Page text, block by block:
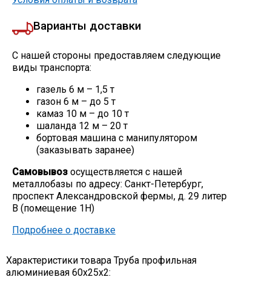
Варианты доставки
С нашей стороны предоставляем следующие
виды транспорта:
газель 6 м – 1,5 т
газон 6 м – до 5 т
камаз 10 м – до 10 т
шаланда 12 м – 20 т
бортовая машина с манипулятором
(заказывать заранее)
Самовывоз осуществляется с нашей
металлобазы по адресу: Санкт-Петербург,
проспект Александровской фермы, д. 29 литер
В (помещение 1Н)
Подробнее о доставке
Характеристики товара Труба профильная
алюминиевая 60х25х2: